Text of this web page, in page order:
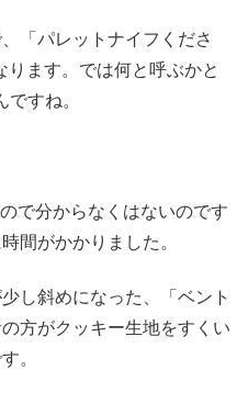
「パレットナイフくださ
ます。では何と呼ぶかと
ですね。
で分からなくはないのです
間がかかりました。
し斜めになった、「ベント
方がクッキー生地をすくい
。